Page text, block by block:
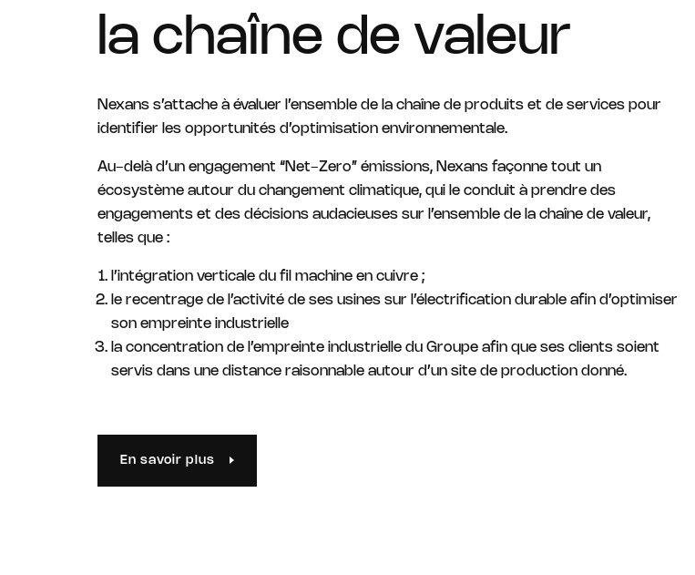
la chaîne de valeur
Nexans s’attache à évaluer l’ensemble de la chaîne de produits et de services pour
identifier les opportunités d’optimisation environnementale.
Au-delà d’un engagement “Net-Zero” émissions, Nexans façonne tout un
écosystème autour du changement climatique, qui le conduit à prendre des
engagements et des décisions audacieuses sur l’ensemble de la chaîne de valeur,
telles que :
l’intégration verticale du fil machine en cuivre ;
le recentrage de l’activité de ses usines sur l’électrification durable afin d’optimiser
son empreinte industrielle
la concentration de l’empreinte industrielle du Groupe afin que ses clients soient
servis dans une distance raisonnable autour d’un site de production donné.
En savoir plus